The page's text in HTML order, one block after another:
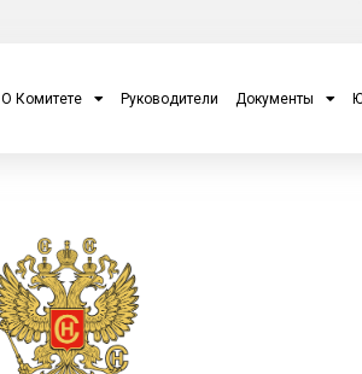
О Комитете Руководители Документы